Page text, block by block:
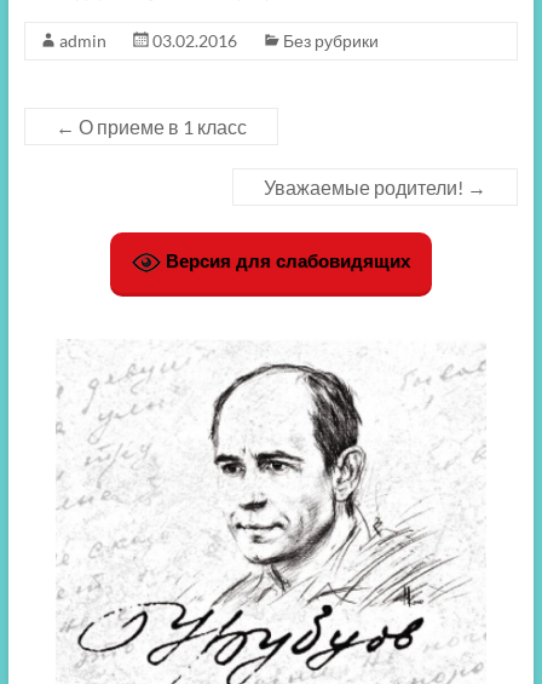
admin 03.02.2016 Без рубрики
← О приеме в 1 класс
Уважаемые родители! →
Версия для слабовидящих